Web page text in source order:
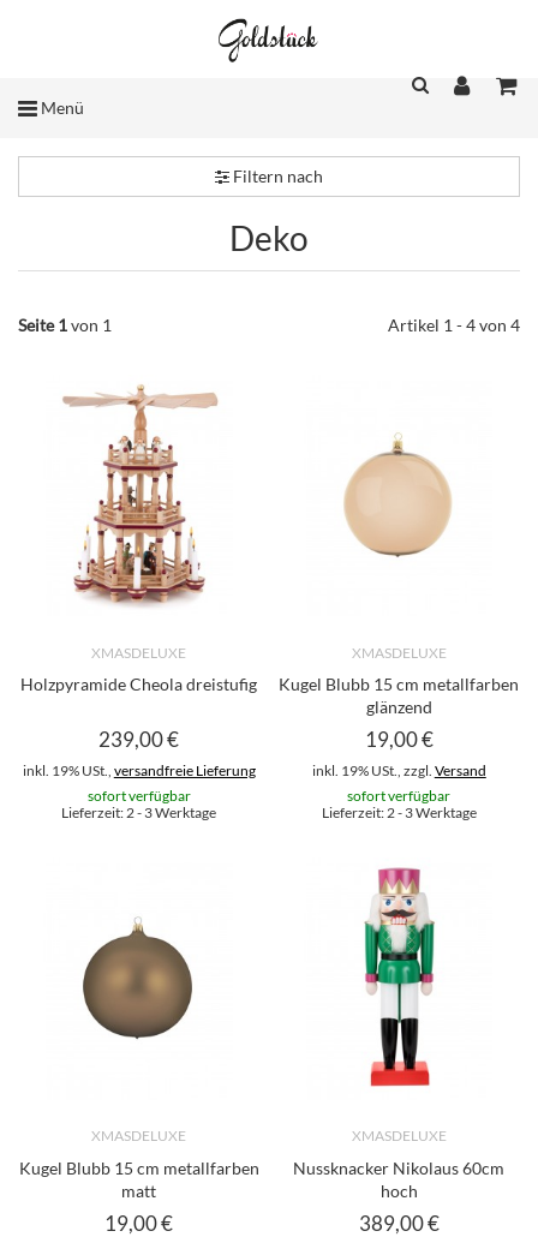
Menü
Filtern nach
Deko
Seite 1von 1 Artikel 1 - 4 von 4
Stk
XMASDELUXE
Holzpyramide Cheola dreistufig
239,00 €
inkl. 19% USt., versandfreie Lieferung
sofort verfügbar
Lieferzeit: 2 - 3 Werktage
XMASDELUXE
Kugel Blubb 15 cm metallfarben
glänzend
19,00 €
inkl. 19% USt., zzgl. Versand
sofort verfügbar
Lieferzeit: 2 - 3 Werktage
XMASDELUXE
Kugel Blubb 15 cm metallfarben
matt
19,00 €
XMASDELUXE
Nussknacker Nikolaus 60cm
hoch
389,00 €